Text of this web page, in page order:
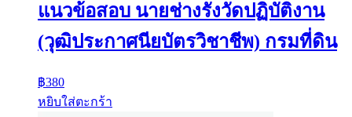
แนวข้อสอบ นายช่างรังวัดปฏิบัติงาน
(วุฒิประกาศนียบัตรวิชาชีพ) กรมที่ดิน
฿380
หยิบใส่ตะกร้า